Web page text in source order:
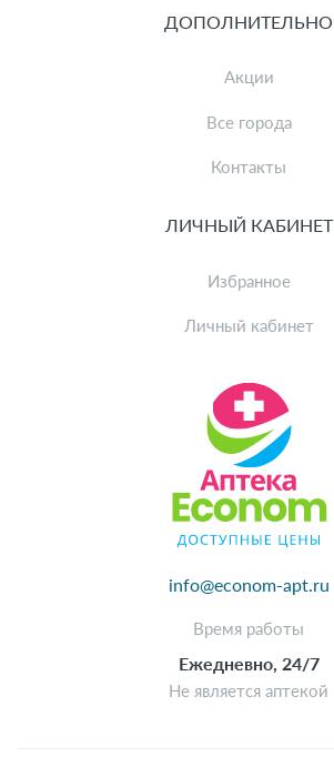
info@econom-apt.ru
Время работы
Ежедневно, 24/7
Не является аптекой
ДОПОЛНИТЕЛЬНО
Акции
Все города
Контакты
ЛИЧНЫЙ КАБИНЕТ
Избранное
Личный кабинет